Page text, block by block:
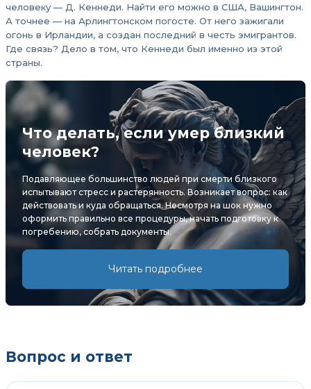
человеку — Д. Кеннеди. Найти его можно в США, Вашингтон.
А точнее — на Арлингтонском погосте. От него зажигали
огонь в Ирландии, а создан последний в честь эмигрантов.
Где связь? Дело в том, что Кеннеди был именно из этой
страны.
Что делать, если умер близкий
человек?
Подавляющее большинство людей при смерти близкого
испытывают стресс и растерянность. Возникает вопрос: как
действовать и куда обращаться. Несмотря на шок нужно
оформить правильно все процедуры, начать подготовку к
погребению, собрать документы.
Читать подробнее
Вопрос и ответ